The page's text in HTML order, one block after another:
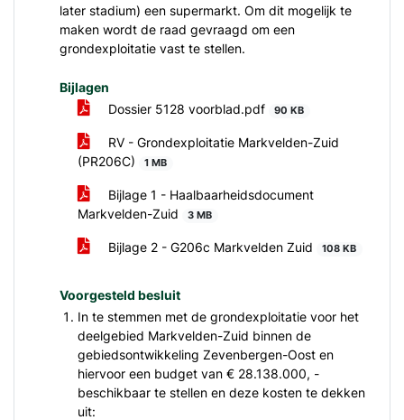
later stadium) een supermarkt. Om dit mogelijk te
maken wordt de raad gevraagd om een
grondexploitatie vast te stellen.
Bijlagen
Dossier 5128 voorblad.pdf
90 KB
RV - Grondexploitatie Markvelden-Zuid
(PR206C)
1 MB
Bijlage 1 - Haalbaarheidsdocument
Markvelden-Zuid
3 MB
Bijlage 2 - G206c Markvelden Zuid 108 KB
Voorgesteld besluit
In te stemmen met de grondexploitatie voor het
deelgebied Markvelden-Zuid binnen de
gebiedsontwikkeling Zevenbergen-Oost en
hiervoor een budget van € 28.138.000, -
beschikbaar te stellen en deze kosten te dekken
uit: